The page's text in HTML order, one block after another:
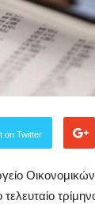
on Twitter